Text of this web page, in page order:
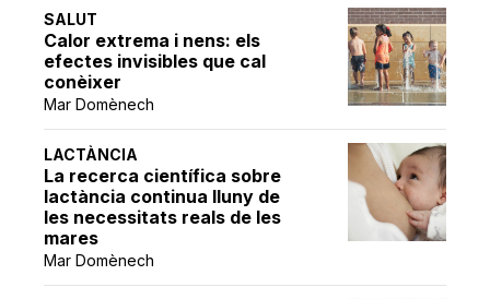
SALUT
Calor extrema i nens: els
efectes invisibles que cal
conèixer
Mar Domènech
LACTÀNCIA
La recerca científica sobre
lactància continua lluny de
les necessitats reals de les
mares
Mar Domènech